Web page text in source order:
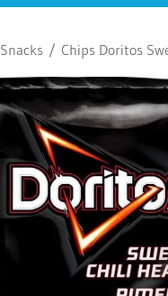
Snacks/ Chips Doritos